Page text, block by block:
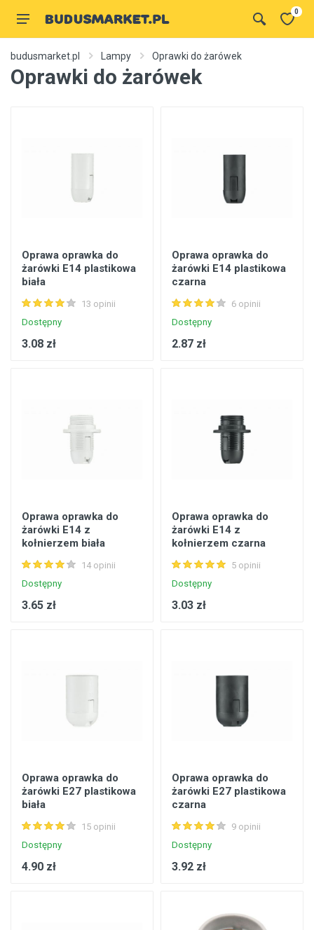
0
budusmarket.pl Lampy Oprawki do żarówek
Oprawki do żarówek
Oprawa oprawka do
żarówki E14 plastikowa
biała
13 opinii
Dostępny
3.08 zł
Oprawa oprawka do
żarówki E14 plastikowa
czarna
6 opinii
Dostępny
2.87 zł
Oprawa oprawka do
żarówki E14 z
kołnierzem biała
14 opinii
Dostępny
3.65 zł
Oprawa oprawka do
żarówki E14 z
kołnierzem czarna
5 opinii
Dostępny
3.03 zł
Oprawa oprawka do
żarówki E27 plastikowa
biała
15 opinii
Dostępny
4.90 zł
Oprawa oprawka do
żarówki E27 plastikowa
czarna
9 opinii
Dostępny
3.92 zł